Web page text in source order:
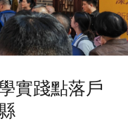
實踐點落戶